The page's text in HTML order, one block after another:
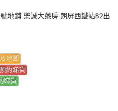
地鋪 樂誠大藥房 朗屏西鐵站B2出
地圖
約睇貨
睇貨